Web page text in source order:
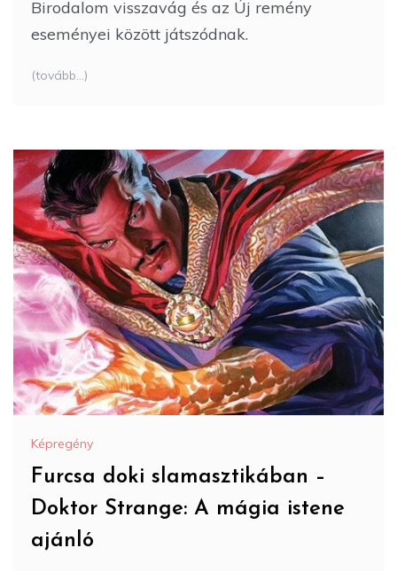
Birodalom visszavág és az Új remény
eseményei között játszódnak.
(tovább…)
Képregény
Furcsa doki slamasztikában –
Doktor Strange: A mágia istene
ajánló